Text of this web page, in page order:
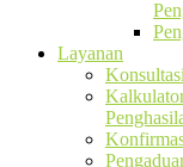
Layanan